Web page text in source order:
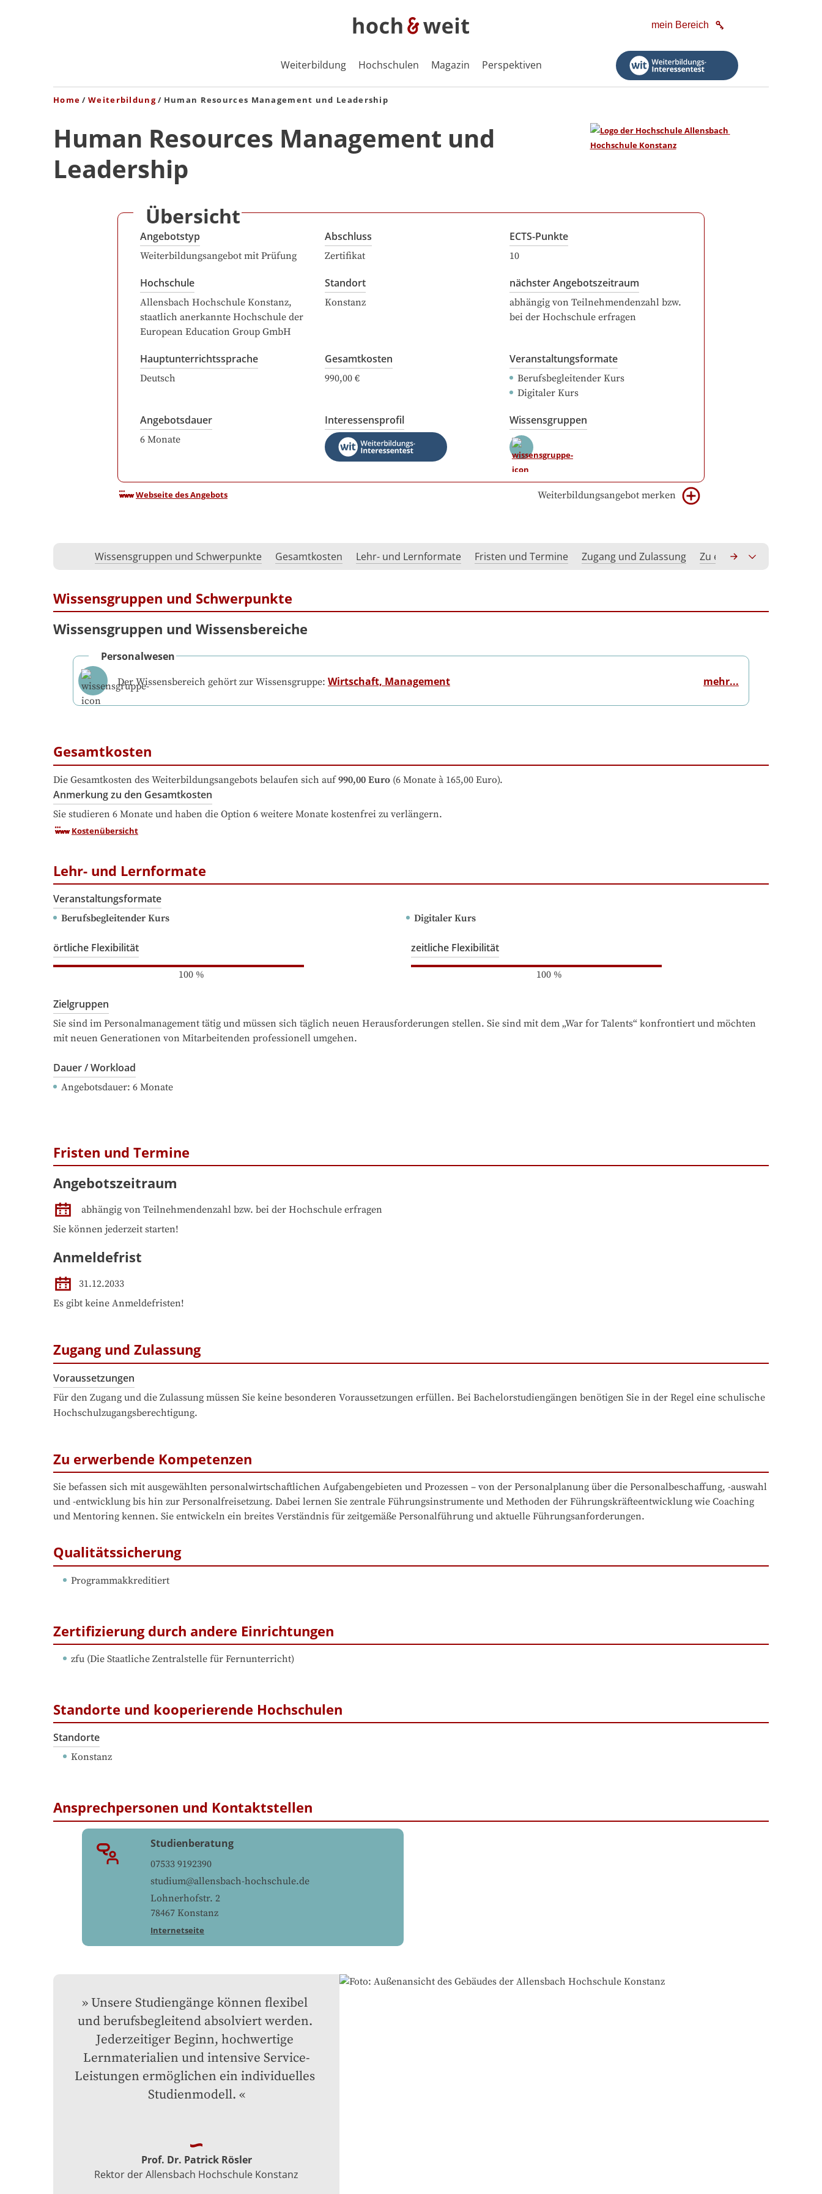
mein Bereich
Weiterbildung Hochschulen Magazin Perspektiven
Home Weiterbildung Human Resources Management und Leadership
Human Resources Management und
Leadership
Übersicht
Angebotstyp
Weiterbildungsangebot mit Prüfung
Abschluss
Zertifikat
ECTS-Punkte
10
Hochschule
Allensbach Hochschule Konstanz,
staatlich anerkannte Hochschule der
European Education Group GmbH
Standort
Konstanz
nächster Angebotszeitraum
abhängig von Teilnehmendenzahl bzw.
bei der Hochschule erfragen
Hauptunterrichtssprache
Deutsch
Gesamtkosten
990,00 €
Veranstaltungsformate
Berufsbegleitender Kurs
Digitaler Kurs
Angebotsdauer
6 Monate
Interessensprofil Wissensgruppen
Webseite des Angebots Weiterbildungsangebot merken
Wissensgruppen und Schwerpunkte Gesamtkosten Lehr- und Lernformate Fristen und Termine Zugang und Zulassung Zu erwerbende
Wissensgruppen und Schwerpunkte
Wissensgruppen und Wissensbereiche
Personalwesen
Der Wissensbereich gehört zur Wissensgruppe: Wirtschaft, Management mehr...
Gesamtkosten
Die Gesamtkosten des Weiterbildungsangebots belaufen sich auf 990,00 Euro (6 Monate à 165,00 Euro).
Anmerkung zu den Gesamtkosten
Sie studieren 6 Monate und haben die Option 6 weitere Monate kostenfrei zu verlängern.
Kostenübersicht
Lehr- und Lernformate
Veranstaltungsformate
Berufsbegleitender Kurs Digitaler Kurs
örtliche Flexibilität
100%
zeitliche Flexibilität
100%
Zielgruppen
Sie sind im Personalmanagement tätig und müssen sich täglich neuen Herausforderungen stellen. Sie sind mit dem „War for Talents“ konfrontiert und möchten
mit neuen Generationen von Mitarbeitenden professionell umgehen.
Dauer / Workload
Angebotsdauer: 6 Monate
Fristen und Termine
Angebotszeitraum
abhängig von Teilnehmendenzahl bzw. bei der Hochschule erfragen
Sie können jederzeit starten!
Anmeldefrist
31.12.2033
Es gibt keine Anmeldefristen!
Zugang und Zulassung
Voraussetzungen
Für den Zugang und die Zulassung müssen Sie keine besonderen Voraussetzungen erfüllen. Bei Bachelorstudiengängen benötigen Sie in der Regel eine schulische
Hochschulzugangsberechtigung.
Zu erwerbende Kompetenzen
Sie befassen sich mit ausgewählten personalwirtschaftlichen Aufgabengebieten und Prozessen – von der Personalplanung über die Personalbeschaffung, -auswahl
und -entwicklung bis hin zur Personalfreisetzung. Dabei lernen Sie zentrale Führungsinstrumente und Methoden der Führungskräfteentwicklung wie Coaching
und Mentoring kennen. Sie entwickeln ein breites Verständnis für zeitgemäße Personalführung und aktuelle Führungsanforderungen.
Qualitätssicherung
Programmakkreditiert
Zertifizierung durch andere Einrichtungen
zfu (Die Staatliche Zentralstelle für Fernunterricht)
Standorte und kooperierende Hochschulen
Standorte
Konstanz
Ansprechpersonen und Kontaktstellen
Studienberatung
07533 9192390
studium@allensbach-hochschule.de
Lohnerhofstr. 2
78467 Konstanz
Internetseite
Unsere Studiengänge können flexibel
und berufsbegleitend absolviert werden.
Jederzeitiger Beginn, hochwertige
Lernmaterialien und intensive Service-
Leistungen ermöglichen ein individuelles
Studienmodell.
Prof. Dr. Patrick Rösler
Rektor der Allensbach Hochschule Konstanz